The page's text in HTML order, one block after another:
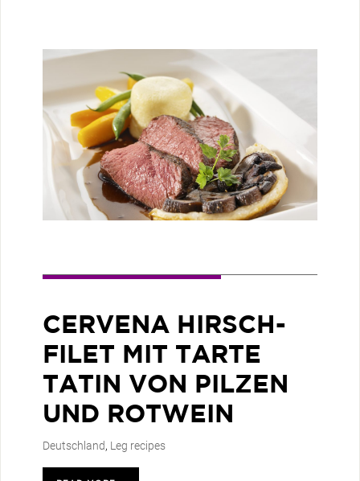
CERVENA HIRSCH-
FILET MIT TARTE
TATIN VON PILZEN
UND ROTWEIN
Deutschland, Leg recipes